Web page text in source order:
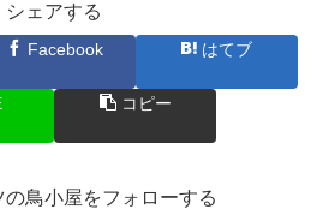
シェアする
Facebook はてブ
コピー
の鳥小屋をフォローする